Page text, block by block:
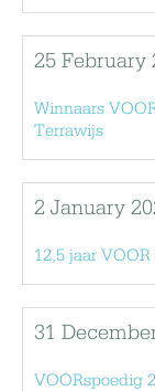
25 February
Winnaars
Terrawijs
2 January
12,5 jaar
31
VOORspoedig